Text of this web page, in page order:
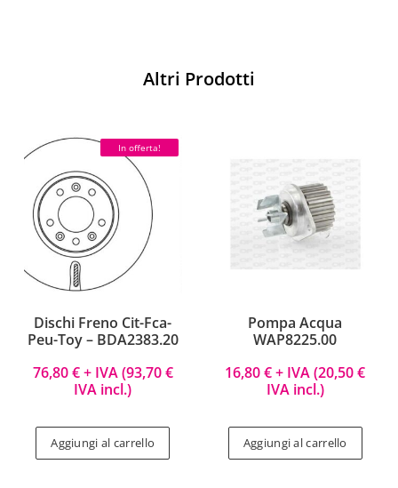
Altri Prodotti
In offerta!
Dischi Freno Cit-Fca-
Peu-Toy – BDA2383.20
76,80€+ IVA (93,70€
IVA incl.)
Aggiungi al carrello
Pompa Acqua
WAP8225.00
16,80€+ IVA (20,50€
IVA incl.)
Aggiungi al carrello